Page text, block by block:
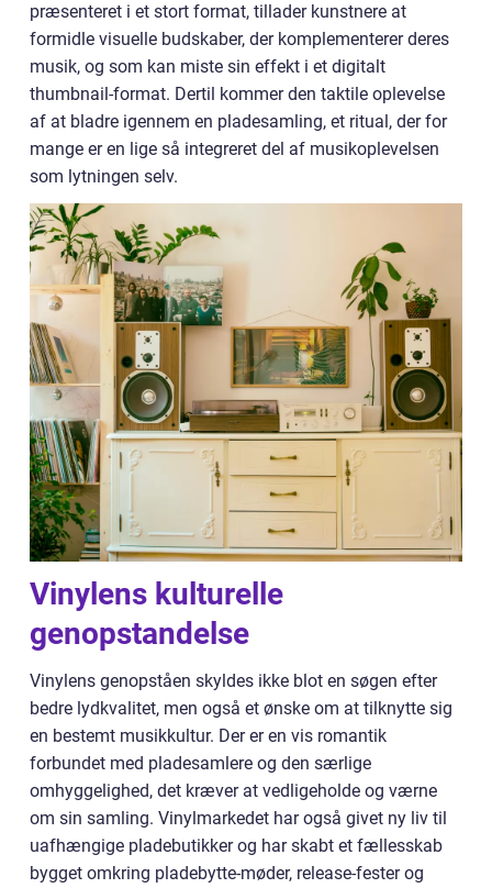
præsenteret i et stort format, tillader kunstnere at
formidle visuelle budskaber, der komplementerer deres
musik, og som kan miste sin effekt i et digitalt
thumbnail-format. Dertil kommer den taktile oplevelse
af at bladre igennem en pladesamling, et ritual, der for
mange er en lige så integreret del af musikoplevelsen
som lytningen selv.
Vinylens kulturelle
genopstandelse
Vinylens genopståen skyldes ikke blot en søgen efter
bedre lydkvalitet, men også et ønske om at tilknytte sig
en bestemt musikkultur. Der er en vis romantik
forbundet med pladesamlere og den særlige
omhyggelighed, det kræver at vedligeholde og værne
om sin samling. Vinylmarkedet har også givet ny liv til
uafhængige pladebutikker og har skabt et fællesskab
bygget omkring pladebytte-møder, release-fester og